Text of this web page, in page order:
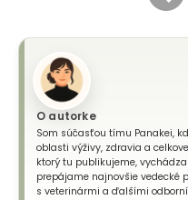
O autorke
Som súčasťou tímu Panakei,
oblasti výživy, zdravia a
ktorý tu publikujeme,
prepájame najnovšie vedecké
s veterinármi a ďalšími